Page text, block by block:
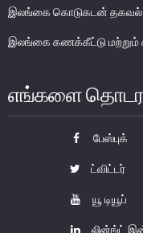
கம்பனிப் படுகடன்
நிதியியல்
கொடுப்பனவு மற்றும்
கொடுகடன் தகவல்
பிரமிட் திட்டங்கள்
சாதனங்கள்
இலங்கை கொடுகடன் தகவல்
இலங்கை கணக்கீட்டு மற்றும்
எங்களை தொடர
பேஸ்புக்
ட்விட்டர்
யூ டியூப்
லின்ங்ட்